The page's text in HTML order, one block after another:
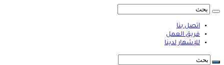
اتصل بنا
فريق العمل
للإشهار لدينا